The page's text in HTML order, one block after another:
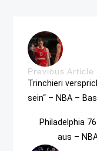
Previous Article
Trinchieri
sein“ – NBA –
Philadelphia
aus –